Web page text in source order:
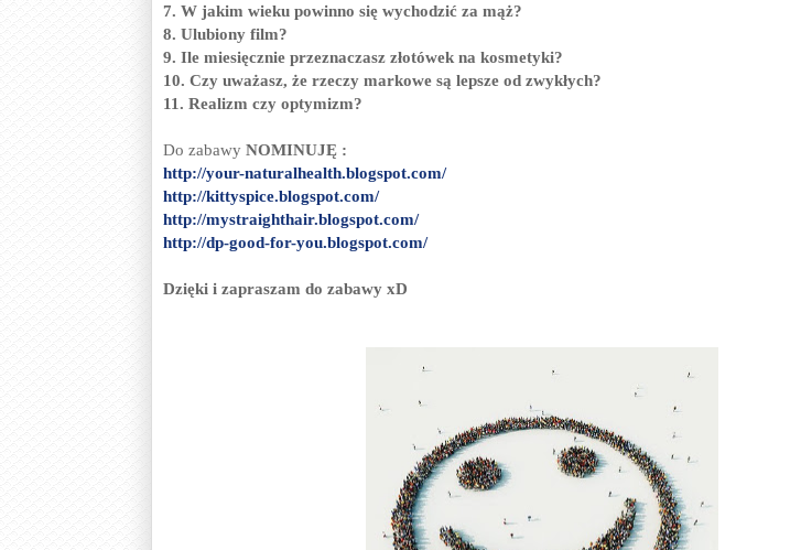
7. W jakim wieku powinno się wychodzić za mąż?
8. Ulubiony film?
9. Ile miesięcznie przeznaczasz złotówek na kosmetyki?
10. Czy uważasz, że rzeczy markowe są lepsze od zwykłych?
11. Realizm czy optymizm?
Do zabawy NOMINUJĘ :
http://your-naturalhealth.blogspot.com/
http://kittyspice.blogspot.com/
http://mystraighthair.blogspot.com/
http://dp-good-for-you.blogspot.com/
Dzięki i zapraszam do zabawy xD